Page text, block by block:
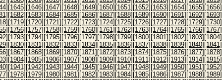
[1645] [1646] [1647] [1648] [1649] [1650] [1651] [1652] [1653] [1654] [1655] [1656]
[1682] [1683] [1684] [1685] [1686] [1687] [1688] [1689] [1690] [1691] [1692] [1693]
[1719] [1720] [1721] [1722] [1723] [1724] [1725] [1726] [1727] [1728] [1729] [1730]
[1756] [1757] [1758] [1759] [1760] [1761] [1762] [1763] [1764] [1765] [1766] [1767]
[1793] [1794] [1795] [1796] [1797] [1798] [1799] [1800] [1801] [1802] [1803] [1804]
[1830] [1831] [1832] [1833] [1834] [1835] [1836] [1837] [1838] [1839] [1840] [1841]
[1867] [1868] [1869] [1870] [1871] [1872] [1873] [1874] [1875] [1876] [1877] [1878]
[1904] [1905] [1906] [1907] [1908] [1909] [1910] [1911] [1912] [1913] [1914] [1915]
[1941] [1942] [1943] [1944] [1945] [1946] [1947] [1948] [1949] [1950] [1951] [1952]
[1978] [1979] [1980] [1981] [1982] [1983] [1984] [1985] [1986] [1987] [1988] [1989]